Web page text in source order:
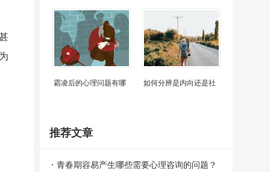
霸凌后的心理问题有哪 如何分辨是内向还是社
推荐文章
青春期容易产生哪些需要心理咨询的问题？